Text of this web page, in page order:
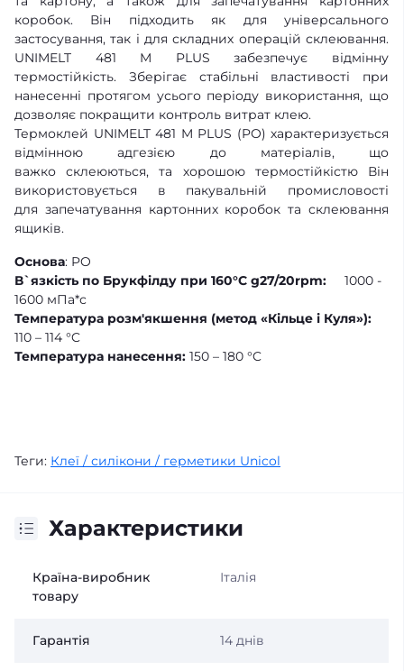
коробок. Він підходить як для універсального
застосування, так і для складних операцій склеювання.
UNIMELT 481 M PLUS забезпечує відмінну
термостійкість. Зберігає стабільні властивості при
нанесенні протягом усього періоду використання, що
дозволяє покращити контроль витрат клею.
Термоклей UNIMELT 481 M PLUS (PO) характеризується
відмінною адгезією до матеріалів, що
важко склеюються, та хорошою термостійкістю Він
використовується в пакувальній промисловості
для запечатування картонних коробок та склеювання
ящиків.
Основа: PO
В`язкість по Брукфілду при 160°C g27/20rpm: 1000 -
1600 мПа*с
Температура розм'якшення (метод «Кільце і Куля»):
110 – 114 °C
Температура нанесення: 150 – 180 °C
Теги: Клеї / силікони / герметики Unicol
Характеристики
Країна-виробник
товару
Італія
Гарантія 14 днів